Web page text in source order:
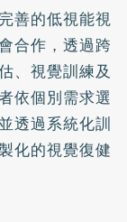
善的低視能視
合作，透過跨
、視覺訓練及
依個別需求選
透過系統化訓
化的視覺復健